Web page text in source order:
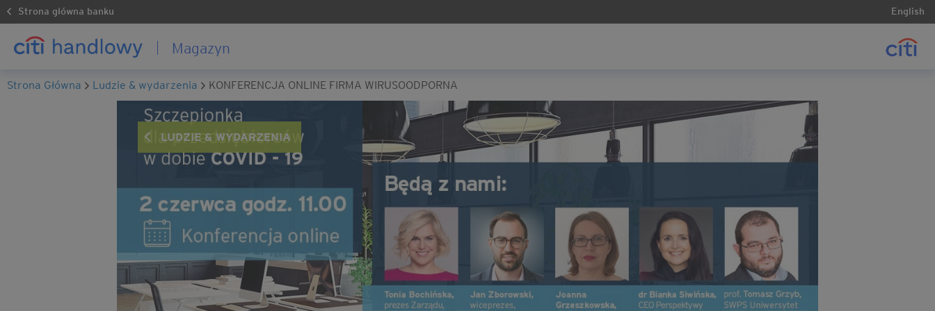
Strona główna banku English
Magazyn
Strona Główna ludzie & wydarzenia KONFERENCJA ONLINE FIRMA WIRUSOODPORNA
LUDZIE & WYDARZENIA